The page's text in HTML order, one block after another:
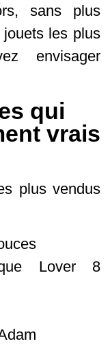
sans plus
les plus
envisager
qui
vrais
plus vendus
Lover 8